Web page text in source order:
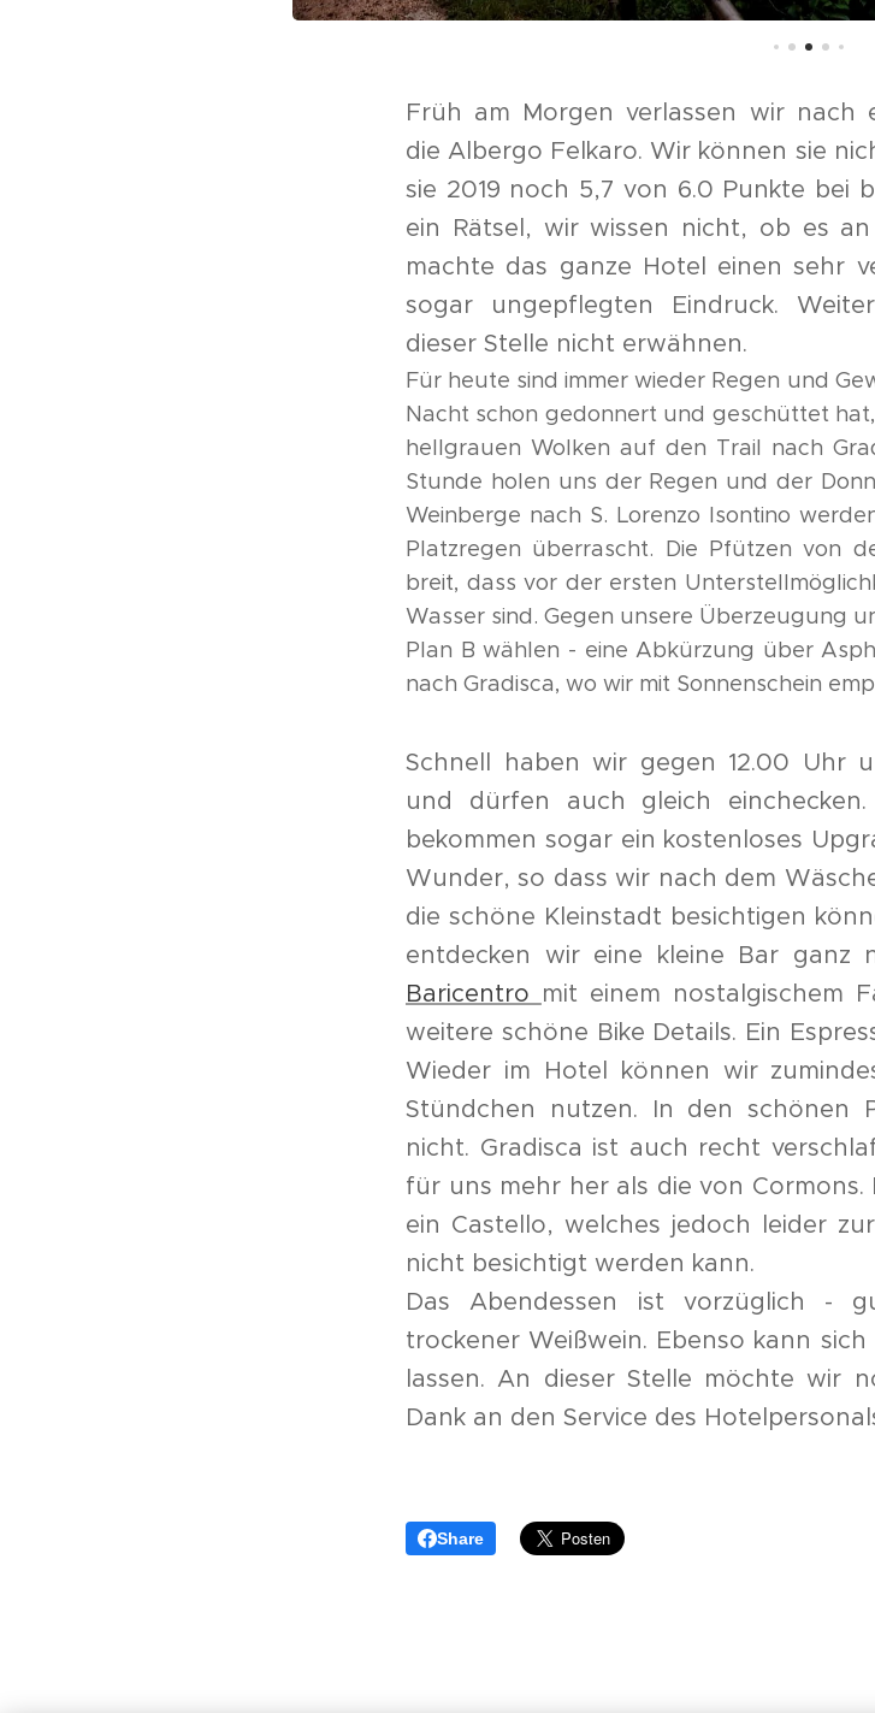
Früh am Morgen verlassen wir nach
die Albergo Felkaro. Wir können sie
sie 2019 noch 5,7 von 6.0 Punkte bei
ein Rätsel, wir wissen nicht, ob es
machte das ganze Hotel einen sehr
sogar ungepflegten Eindruck.
dieser Stelle nicht erwähnen.
Für heute sind immer wieder Regen und
Nacht schon gedonnert und geschüttet
hellgrauen Wolken auf den Trail nach
Stunde holen uns der Regen und der
Weinberge nach S. Lorenzo Isontino
Platzregen überrascht. Die Pfützen von
breit, dass vor der ersten
Wasser sind. Gegen unsere Überzeugung
Plan B wählen - eine Abkürzung über
nach Gradisca, wo wir mit Sonnenschein
Schnell haben wir gegen 12.00 Uhr
und dürfen auch gleich
bekommen sogar ein kostenloses
Wunder, so dass wir nach dem
die schöne Kleinstadt besichtigen
entdecken wir eine kleine Bar ganz
Baricentro mit einem nostalgischem
weitere schöne Bike Details. Ein
Wieder im Hotel können wir
Stündchen nutzen. In den schönen
nicht. Gradisca ist auch recht
für uns mehr her als die von
ein Castello, welches jedoch leider
nicht besichtigt werden kann.
Das Abendessen ist vorzüglich -
trockener Weißwein. Ebenso kann
lassen. An dieser Stelle möchte wir
Dank an den Service des
Share